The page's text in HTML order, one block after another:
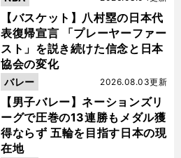
【バスケット】八村塁の日本代
表復帰宣言 「プレーヤーファー
スト」を説き続けた信念と日本
協会の変化
【男子バレー】ネーションズリ
ーグで圧巻の13連勝もメダル獲
得ならず 五輪を目指す日本の現
在地
2026.08.03更新
バレー